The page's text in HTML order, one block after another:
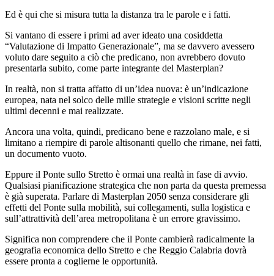
Ed è qui che si misura tutta la distanza tra le parole e i fatti.
Si vantano di essere i primi ad aver ideato una cosiddetta
“Valutazione di Impatto Generazionale”, ma se davvero avessero
voluto dare seguito a ciò che predicano, non avrebbero dovuto
presentarla subito, come parte integrante del Masterplan?
In realtà, non si tratta affatto di un’idea nuova: è un’indicazione
europea, nata nel solco delle mille strategie e visioni scritte negli
ultimi decenni e mai realizzate.
Ancora una volta, quindi, predicano bene e razzolano male, e si
limitano a riempire di parole altisonanti quello che rimane, nei fatti,
un documento vuoto.
Eppure il Ponte sullo Stretto è ormai una realtà in fase di avvio.
Qualsiasi pianificazione strategica che non parta da questa premessa
è già superata. Parlare di Masterplan 2050 senza considerare gli
effetti del Ponte sulla mobilità, sui collegamenti, sulla logistica e
sull’attrattività dell’area metropolitana è un errore gravissimo.
Significa non comprendere che il Ponte cambierà radicalmente la
geografia economica dello Stretto e che Reggio Calabria dovrà
essere pronta a coglierne le opportunità.